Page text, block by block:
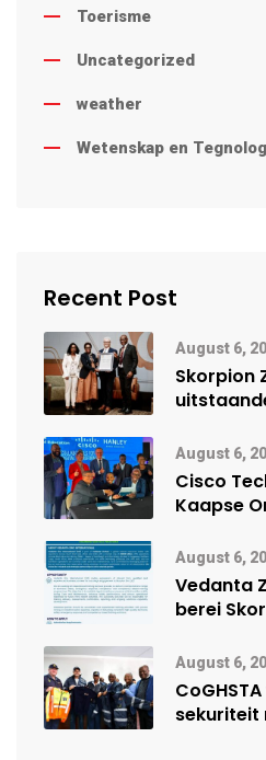
Toerisme
Uncategorized
weather
Wetenskap en
Recent Post
August 6,
Skorpion
Namibië
August 6,
Cisco
Kaapse
August 6,
Vedanta
berei
August 6,
sekuriteit